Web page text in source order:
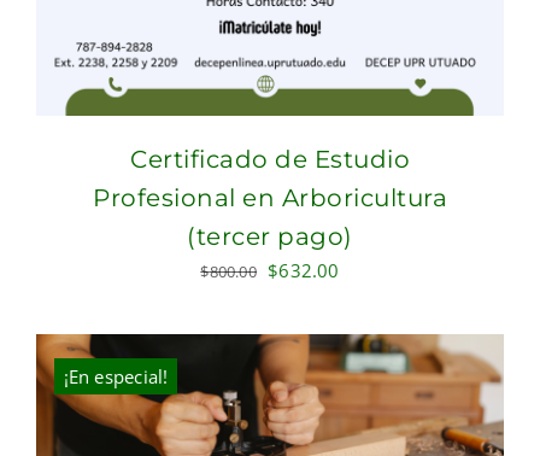
Certificado de Estudio
Profesional en Arboricultura
(tercer pago)
$800.00 Original
was:
$800.00.
$632.00
is:
$632.00.
¡En especial!